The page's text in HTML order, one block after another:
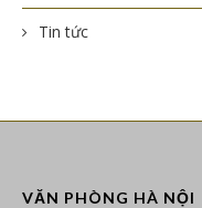
Tin tức
VĂN PHÒNG HÀ NỘI